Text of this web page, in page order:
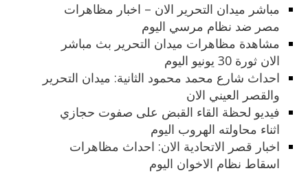
مباشر ميدان التحرير الان – اخبار مظاهرات
مصر ضد نظام مرسي اليوم
مشاهدة مظاهرات ميدان التحرير بث مباشر
الان ثورة 30 يونيو اليوم
احداث شارع محمد محمود الثانية: ميدان التحرير
والقصر العيني الان
فيديو لحظة القاء القبض على صفوت حجازي
اثناء محاولته الهروب اليوم
اخبار قصر الاتحادية الان: احداث مظاهرات
اسقاط نظام الاخوان اليوم